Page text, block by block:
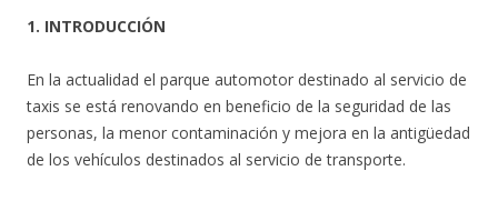
1. INTRODUCCIÓN
En la actualidad el parque automotor destinado al servicio de
taxis se está renovando en beneficio de la seguridad de las
personas, la menor contaminación y mejora en la antigüedad
de los vehículos destinados al servicio de transporte.